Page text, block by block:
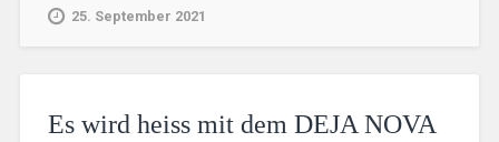
25. September 2021
Es wird heiss mit dem DEJA NOVA